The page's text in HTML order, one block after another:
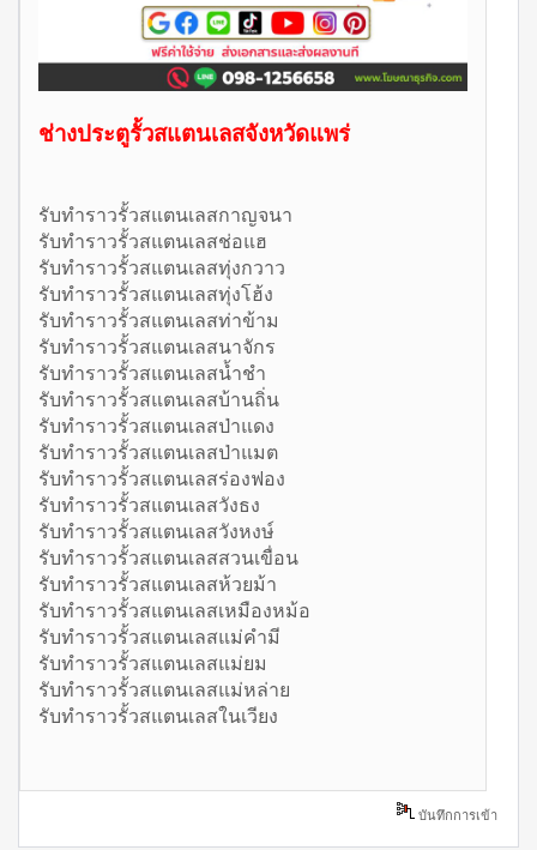
ช่างประตูรั้วสแตนเลสจังหวัดแพร่
รับทำราวรั้วสแตนเลสกาญจนา
รับทำราวรั้วสแตนเลสช่อแฮ
รับทำราวรั้วสแตนเลสทุ่งกวาว
รับทำราวรั้วสแตนเลสทุ่งโฮ้ง
รับทำราวรั้วสแตนเลสท่าข้าม
รับทำราวรั้วสแตนเลสนาจักร
รับทำราวรั้วสแตนเลสน้ำชำ
รับทำราวรั้วสแตนเลสบ้านถิ่น
รับทำราวรั้วสแตนเลสป่าแดง
รับทำราวรั้วสแตนเลสป่าแมต
รับทำราวรั้วสแตนเลสร่องฟอง
รับทำราวรั้วสแตนเลสวังธง
รับทำราวรั้วสแตนเลสวังหงษ์
รับทำราวรั้วสแตนเลสสวนเขื่อน
รับทำราวรั้วสแตนเลสห้วยม้า
รับทำราวรั้วสแตนเลสเหมืองหม้อ
รับทำราวรั้วสแตนเลสแม่คำมี
รับทำราวรั้วสแตนเลสแม่ยม
รับทำราวรั้วสแตนเลสแม่หล่าย
รับทำราวรั้วสแตนเลสในเวียง
บันทึกการเข้า